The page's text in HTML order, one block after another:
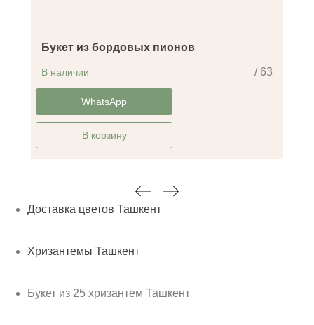
Букет из бордовых пионов
/ 63
В наличии
-30%WhatsApp
В корзину
Доставка цветов Ташкент
Хризантемы Ташкент
Букет из 25 хризантем Ташкент